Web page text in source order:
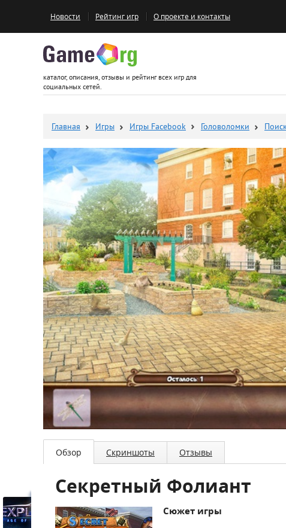
Новости Рейтинг игр О проекте и контакты
каталог, описания, отзывы и рейтинг всех игр для
социальных сетей.
Главная Игры Игры Facebook Головоломки
Обзор Скриншоты Отзывы
Секретный Фолиант
Сюжет игры